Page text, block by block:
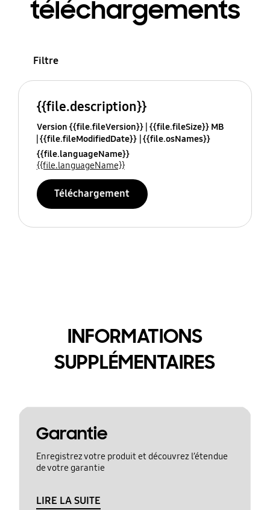
téléchargements
Filtre
{{file.description}}
Version {{file.fileVersion}} {{file.fileSize}} MB
{{file.fileModifiedDate}} {{file.osNames}}
{{file.languageName}}
{{file.languageName}}
Téléchargement
INFORMATIONS
SUPPLÉMENTAIRES
Garantie
Enregistrez votre produit et découvrez l’étendue
de votre garantie
LIRE LA SUITE